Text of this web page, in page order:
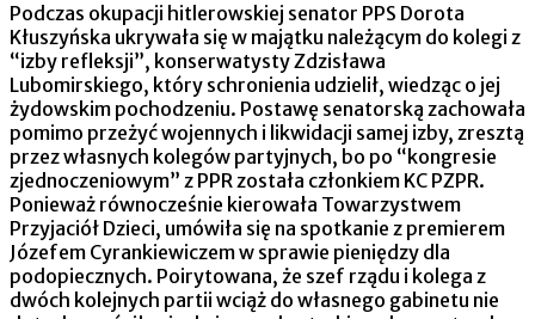
Podczas okupacji hitlerowskiej senator PPS Dorota
Kłuszyńska ukrywała się w majątku należącym do kolegi z
“izby refleksji”, konserwatysty Zdzisława
Lubomirskiego, który schronienia udzielił, wiedząc o jej
żydowskim pochodzeniu. Postawę senatorską zachowała
pomimo przeżyć wojennych i likwidacji samej izby, zresztą
przez własnych kolegów partyjnych, bo po “kongresie
zjednoczeniowym” z PPR została członkiem KC PZPR.
Ponieważ równocześnie kierowała Towarzystwem
Przyjaciół Dzieci, umówiła się na spotkanie z premierem
Józefem Cyrankiewiczem w sprawie pieniędzy dla
podopiecznych. Poirytowana, że szef rządu i kolega z
dwóch kolejnych partii wciąż do własnego gabinetu nie